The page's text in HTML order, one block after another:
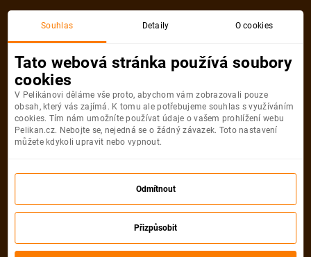
Souhlas Detaily O cookies
Tato webová stránka používá soubory
cookies
V Pelikánovi děláme vše proto, abychom vám zobrazovali pouze
obsah, který vás zajímá. K tomu ale potřebujeme souhlas s využíváním
cookies. Tím nám umožníte používat údaje o vašem prohlížení webu
Pelikan.cz. Nebojte se, nejedná se o žádný závazek. Toto nastavení
můžete kdykoli upravit nebo vypnout.
Odmítnout
Přizpůsobit